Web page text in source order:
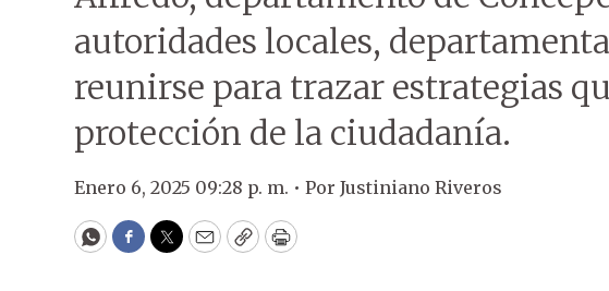
autoridades locales,
reunirse para trazar estrategias
protección de la ciudadanía.
Enero 6, 2025 09:28 p. m. • Por Justiniano Riveros
WhatsApp
Facebook
Twitter
EmailCopyPrint